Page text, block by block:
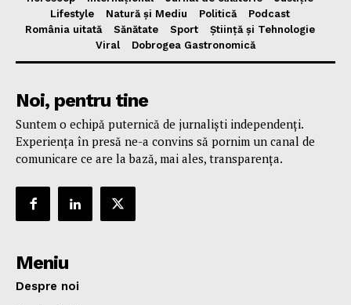
Lifestyle
Natură și Mediu Politică
Podcast
România uitată
Sănătate Sport
Știință și Tehnologie
Viral
Dobrogea Gastronomică
Noi, pentru tine
Suntem o echipă puternică de jurnaliști independenți.
Experiența în presă ne-a convins să pornim un canal de
comunicare ce are la bază, mai ales, transparența.
Meniu
Despre noi